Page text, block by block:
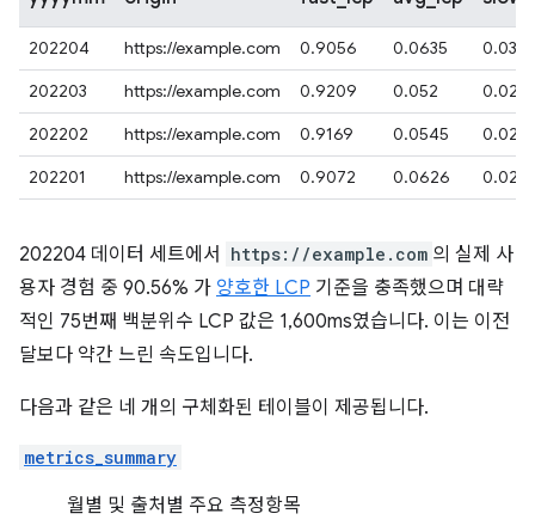
202204 https://example.com 0.9056 0.0635
0.0301
202203
https://example.com 0.9209 0.052
202202
https://example.com 0.9169 0.0545
202201
https://example.com 0.9072 0.0626
202204 데이터 세트에서 https://example.com 의 실제 사
용자 경험 중 90.56% 가 양호한 LCP 기준을 충족했으며 대략
적인 75번째 백분위수 LCP 값은 1,600ms였습니다. 이는 이전
달보다 약간 느린 속도입니다.
다음과 같은 네 개의 구체화된 테이블이 제공됩니다.
metrics_summary
월별 및 출처별 주요 측정항목